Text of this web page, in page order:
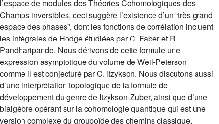
l’espace de modules des Théories Cohomologiques des
Champs inversibles, ceci suggère l’existence d’un “très grand
espace des phases”, dont les fonctions de corrélation incluent
les intégrales de Hodge étudiées par C. Faber et R.
Pandharipande. Nous dérivons de cette formule une
expression asymptotique du volume de Weil-Peterson
comme il est conjecturé par C. Itzykson. Nous discutons aussi
d’une interprétation topologique de la formule de
développement du genre de Itzykson-Zuber, ainsi que d’une
bialgèbre opérant sur la cohomologie quantique qui est une
version complexe du groupoïde des chemins classique.